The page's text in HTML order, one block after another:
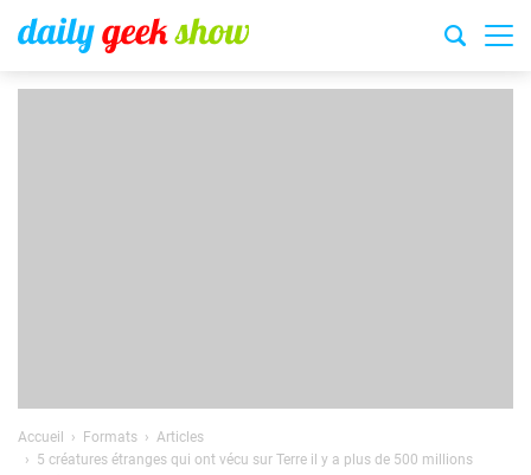
Accueil Formats
Articles
5 créatures étranges qui ont vécu sur Terre il y a plus de 500 millions